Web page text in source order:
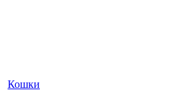
Кошки